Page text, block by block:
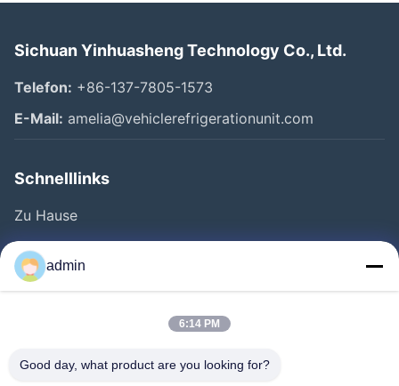
Sichuan Yinhuasheng Technology Co., Ltd.
Telefon: +86-137-7805-1573
E-Mail: amelia@vehiclerefrigerationunit.com
Schnelllinks
Zu Hause
Produkte
Videos
Qualitätskontrolle
admin
6:14 PM
Good day, what product are you looking for?